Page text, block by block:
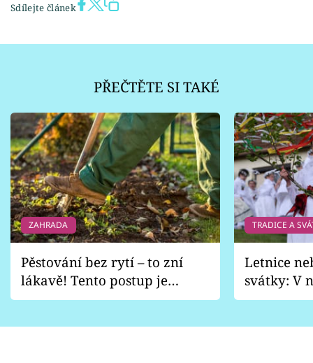
Sdílejte článek
PŘEČTĚTE SI TAKÉ
ZAHRADA
Pěstování bez rytí – to zní
lákavě! Tento postup je
vhodný jen pro některé
TRADICE A
Letnice
svátky: V
pondělí